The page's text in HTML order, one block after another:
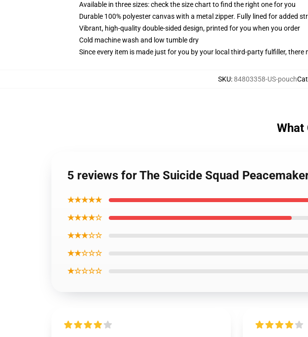
Available in three sizes: check the size chart to find the right one for you
Durable 100% polyester canvas with a metal zipper. Fully lined for added
Vibrant, high-quality double-sided design, printed for you when you order
Cold machine wash and low tumble dry
Since every item is made just for you by your local third-party fulfiller,
SKU:84803358-US-pouch
What
5 reviews for The Suicide Squad
★★★★★
★★★★☆
★★★☆☆
★★☆☆☆
★☆☆☆☆